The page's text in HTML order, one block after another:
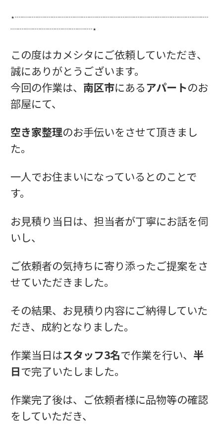
⋆┈┈┈┈┈┈┈┈┈┈┈┈┈┈┈┈┈┈┈┈┈┈┈┈┈┈
┈┈┈┈┈┈┈┈┈┈┈⋆
この度はカメシタにご依頼していただき、
誠にありがとうございます。
今回の作業は、 南区市にあるアパートのお
部屋にて、
空き家整理のお手伝いをさせて頂きまし
た。
一人でお住まいになっているとのことで
す。
お見積り当日は、担当者が丁寧にお話を伺
いし、
ご依頼者の気持ちに寄り添ったご提案をさ
せていただきました。
その結果、お見積り内容にご納得していた
だき、成約となりました。
作業当日はスタッフ3名で作業を行い、 半
日で完了いたしました。
作業完了後は、ご依頼者様に品物等の確認
をしていただき、